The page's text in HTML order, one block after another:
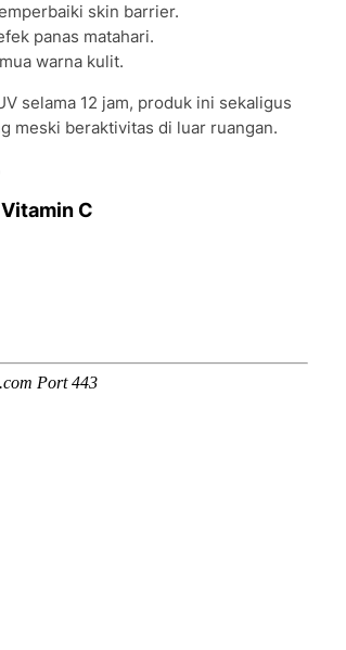
skin barrier.
panas matahari.
warna kulit.
selama 12 jam, produk ini sekaligus
meski beraktivitas di luar ruangan.
C